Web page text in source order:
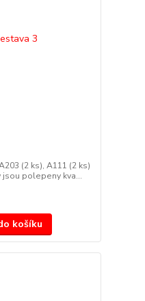
(2 ks), A111 (2 ks)
jsou polepeny kva...
košíku